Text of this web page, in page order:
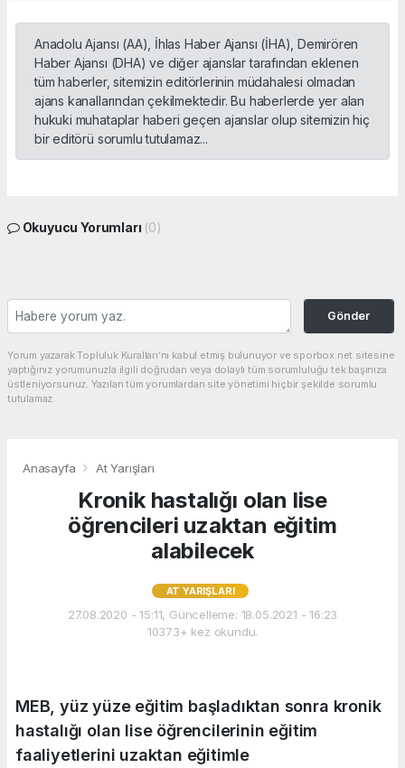
Anadolu Ajansı (AA), İhlas Haber Ajansı (İHA), Demirören
Haber Ajansı (DHA) ve diğer ajanslar tarafından eklenen
tüm haberler, sitemizin editörlerinin müdahalesi olmadan
ajans kanallarından çekilmektedir. Bu haberlerde yer alan
hukuki muhataplar haberi geçen ajanslar olup sitemizin hiç
bir editörü sorumlu tutulamaz...
Okuyucu Yorumları (0)
Gönder
Yorum yazarak Topluluk Kuralları’nı kabul etmiş bulunuyor ve sporbox.net sitesine
yaptığınız yorumunuzla ilgili doğrudan veya dolaylı tüm sorumluluğu tek başınıza
üstleniyorsunuz. Yazılan tüm yorumlardan site yönetimi hiçbir şekilde sorumlu
tutulamaz.
Anasayfa At Yarışları
Kronik hastalığı olan lise
öğrencileri uzaktan eğitim
alabilecek
AT YARIŞLARI
27.08.2020 - 15:11, Güncelleme: 18.05.2021 - 16:23
10373+ kez okundu.
MEB, yüz yüze eğitim başladıktan sonra kronik
hastalığı olan lise öğrencilerinin eğitim
faaliyetlerini uzaktan eğitimle